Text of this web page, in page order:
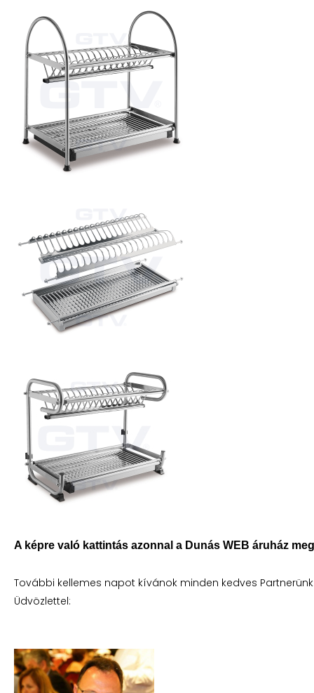
A képre való kattintás azonnal a Dunás WEB áruház
További kellemes napot kívánok minden kedves
Üdvözlettel: